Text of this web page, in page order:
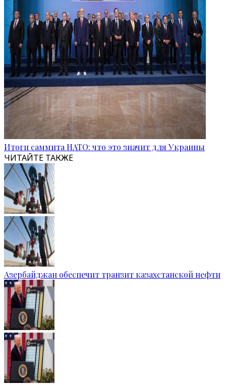
Итоги саммита НАТО: что это значит для Украины
ЧИТАЙТЕ ТАКЖЕ
Азербайджан обеспечит транзит казахстанской нефти